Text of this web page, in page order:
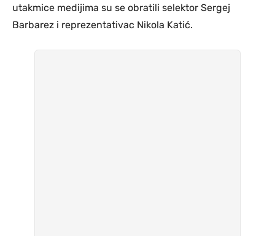
utakmice medijima su se obratili selektor Sergej
Barbarez i reprezentativac Nikola Katić.